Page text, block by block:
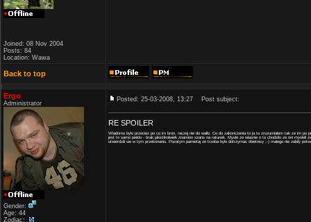
Joined: 08 Nov 2004
Posts: 84
Location: Wawa
Back to top
Ergo
Administrator
Gender:
Age: 44
Zodiac:
Posted: 25-03-2008, 13:27 Post subject:
RE SPOILER
Wiadomo bylo przeciez po co im bron, raczej nie do walki. Co do zakonczenia to ja to zrozumialem tak ze im
jest to samo pieklo - brak jakichkolwiek znamion szans na ratunek. Mysle ze wlasnie o to chodzilo ze oni
utwierdzili sie w tym przekonaniu. Pozatym pamietaj ze trzeba bylo dotrzymac obietnicy ;-) malego nie zabily